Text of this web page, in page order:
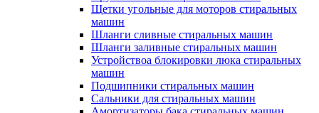
Щетки угольные для моторов стиральных
машин
Шланги сливные стиральных машин
Шланги заливные стиральных машин
Устройствоа блокировки люка стиральных
машин
Подшипники стиральных машин
Сальники для стиральных машин